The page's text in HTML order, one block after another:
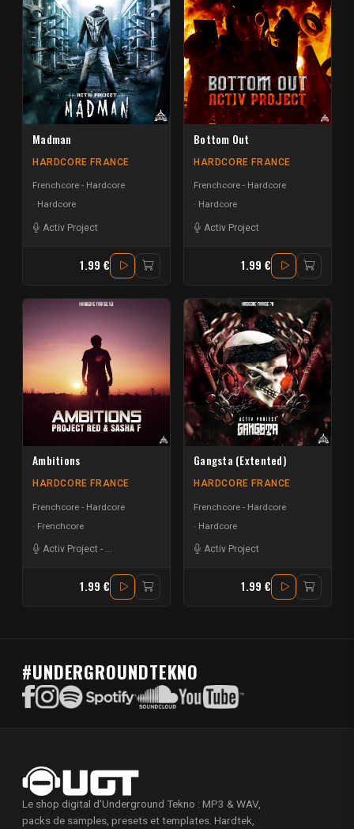
Madman
HARDCORE FRANCE
Frenchcore - Hardcore
Hardcore
Activ Project
1.99 €
Bottom Out
HARDCORE FRANCE
Frenchcore - Hardcore
Hardcore
Activ Project
1.99 €
Ambitions
HARDCORE FRANCE
Frenchcore - Hardcore
Frenchcore
Activ Project - Project Red Sasha F
1.99 €
Gangsta (Extented)
HARDCORE FRANCE
Frenchcore - Hardcore
Hardcore
Activ Project
1.99 €
#UNDERGROUNDTEKNO
Le shop digital d'Underground Tekno : MP3 & WAV,
packs de samples, presets et templates. Hardtek,